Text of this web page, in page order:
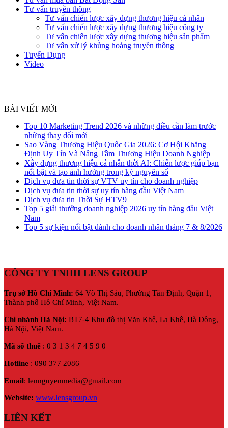
Tư vấn truyền thông
Tư vấn chiến lược xây dựng thương hiệu cá nhân
Tư vấn chiến lược xây dựng thương hiệu công ty
Tư vấn chiến lược xây dựng thương hiệu sản phẩm
Tư vấn xử lý khủng hoảng truyền thông
Tuyển Dụng
Video
BÀI VIẾT MỚI
Top 10 Marketing Trend 2026 và những điều cần làm trước
những thay đổi mới
Sao Vàng Thương Hiệu Quốc Gia 2026: Cơ Hội Khẳng
Định Uy Tín Và Nâng Tầm Thương Hiệu Doanh Nghiệp
Xây dựng thương hiệu cá nhân thời AI: Chiến lược giúp bạn
nổi bật và tạo ảnh hưởng trong kỷ nguyên số
Dịch vụ đưa tin thời sự VTV uy tín cho doanh nghiệp
Dịch vụ đưa tin thời sự uy tín hàng đầu Việt Nam
Dịch vụ đưa tin Thời Sự HTV9
Top 5 giải thưởng doanh nghiệp 2026 uy tín hàng đầu Việt
Nam
Top 5 sự kiện nổi bật dành cho doanh nhân tháng 7 & 8/2026
CÔNG TY TNHH LENS GROUP
Trụ sở Hồ Chí Minh: 64 Võ Thị Sáu, Phường Tân Định, Quận 1,
Thành phố Hồ Chí Minh, Việt Nam.
Chi nhánh Hà Nội: BT7-4 Khu đô thị Văn Khê, La Khê, Hà Đông,
Hà Nội, Việt Nam.
Mã số thuế: 0 3 1 3 4 7 4 5 9 0
Hotline : 090 377 2086
Email: lennguyenmedia@gmail.com
Website: www.lensgroup.vn
LIÊN KẾT